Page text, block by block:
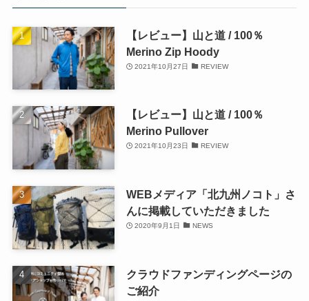
【レビュー】山と道 / 100％
Merino Zip Hoody
2021年10月27日 REVIEW
【レビュー】山と道 / 100％
Merino Pullover
2021年10月23日 REVIEW
WEBメディア「北九州ノコト」さ
んに掲載していただきました
2020年9月1日 NEWS
クラウドファンディングページの
ご紹介